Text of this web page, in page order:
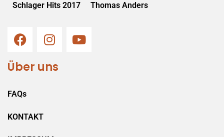
Schlager Hits 2017 Thomas Anders
Über uns
FAQs
KONTAKT